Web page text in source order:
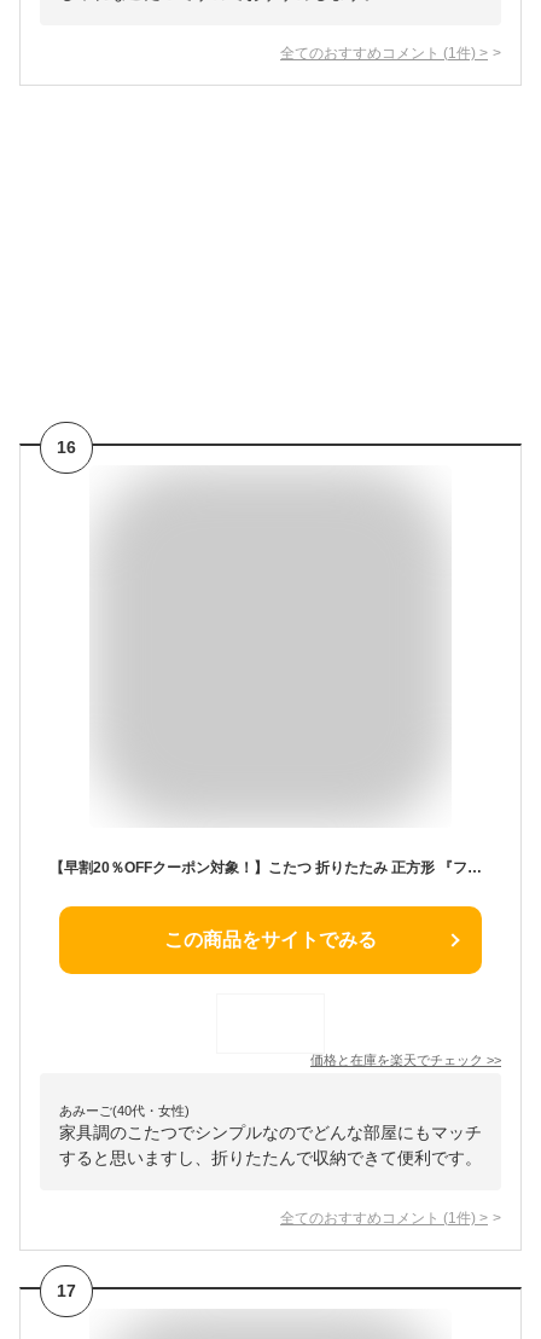
全てのおすすめコメント (1 件) >
16
【早割20％OFFクーポン対象！】こたつ 折りたたみ 正方形 『フラットヒーター折れ脚こたつ 〔フラットモリス〕 60x60cm』コタツ テーブル リビングテーブル 座卓 ローテーブル 節電 木製 継ぎ足 おしゃれ 炬燵 こたつテーブル テレワーク
この商品をサイトでみる
価格と在庫を楽天でチェック >>
あみーご(40代・女性)
家具調のこたつでシンプルなのでどんな部屋にもマッチ
すると思いますし、折りたたんで収納できて便利です。
全てのおすすめコメント (1 件) >
17